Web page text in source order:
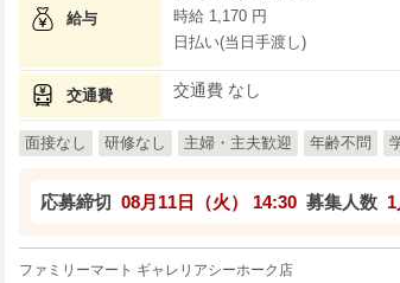
給与
時給 1,170 円
日払い(当日手渡し)
交通費 交通費 なし
面接なし 研修なし 主婦・主夫歓迎 年齢不問
応募締切 08月11日（火） 14:30 募集人数 1
ファミリーマート ギャレリアシーホーク店